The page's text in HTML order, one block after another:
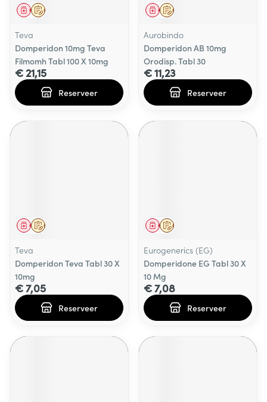
Op voorschrift
Geneesmiddel
Teva
Domperidon 10mg Teva
Filmomh Tabl 100 X 10mg
€ 21,15
Reserveer
Op voorschrift
Geneesmiddel
Aurobindo
Domperidon AB 10mg
Orodisp. Tabl 30
€ 11,23
Reserveer
Op voorschrift
Geneesmiddel
Teva
Domperidon Teva Tabl 30 X
10mg
€ 7,05
Reserveer
Op voorschrift
Geneesmiddel
Eurogenerics (EG)
Domperidone EG Tabl 30 X
10 Mg
€ 7,08
Reserveer